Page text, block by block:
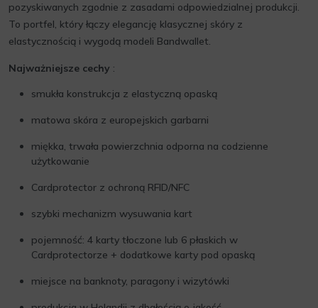
pozyskiwanych zgodnie z zasadami odpowiedzialnej produkcji.
To portfel, który łączy elegancję klasycznej skóry z
elastycznością i wygodą modeli Bandwallet.
Najważniejsze cechy :
smukła konstrukcja z elastyczną opaską
matowa skóra z europejskich garbarni
miękka, trwała powierzchnia odporna na codzienne
użytkowanie
Cardprotector z ochroną RFID/NFC
szybki mechanizm wysuwania kart
pojemność: 4 karty tłoczone lub 6 płaskich w
Cardprotectorze + dodatkowe karty pod opaską
miejsce na banknoty, paragony i wizytówki